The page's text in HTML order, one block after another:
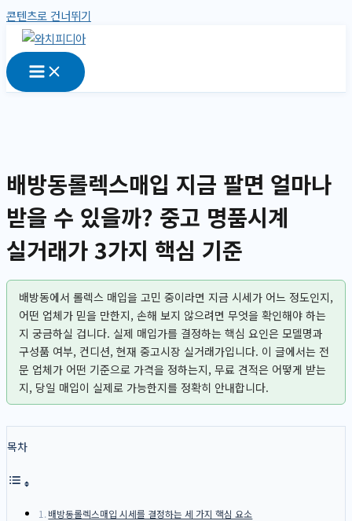
콘텐츠로 건너뛰기
배방동롤렉스매입 지금 팔면 얼마나
받을 수 있을까? 중고 명품시계
실거래가 3가지 핵심 기준
배방동에서 롤렉스 매입을 고민 중이라면 지금 시세가 어느 정도인지,
어떤 업체가 믿을 만한지, 손해 보지 않으려면 무엇을 확인해야 하는
지 궁금하실 겁니다. 실제 매입가를 결정하는 핵심 요인은 모델명과
구성품 여부, 컨디션, 현재 중고시장 실거래가입니다. 이 글에서는 전
문 업체가 어떤 기준으로 가격을 정하는지, 무료 견적은 어떻게 받는
지, 당일 매입이 실제로 가능한지를 정확히 안내합니다.
목차
배방동롤렉스매입 시세를 결정하는 세 가지 핵심 요소